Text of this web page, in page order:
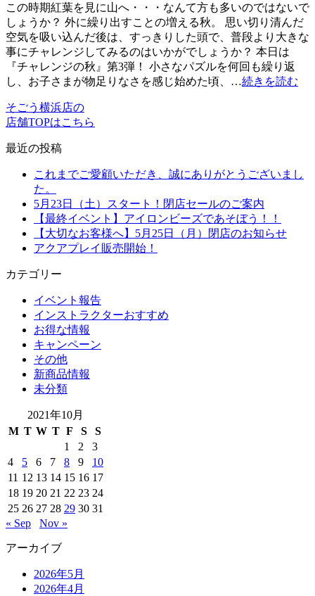
この時期紅葉を見に山へ・・・なんて方も多いのではないで
しょうか？ 外に繰り出すことの増える秋。 思い切り清んだ
空気を吸い込んだ後は、すっきりした頭で、普段より大きな
事にチャレンジしてみるのはいかがでしょうか？ 本日は
『チャレンジの秋』第3弾！ 小さなパズルを何回も繰り返
し、お子さまが物足りなさを感じ始めた頃、…続きを読む
そごう横浜店の
店舗TOPはこちら
最近の投稿
これまでご愛顧いただき、誠にありがとうございまし
た。
5月23日（土）スタート！閉店セールのご案内
【最終イベント】アイロンビーズであそぼう！！
【大切なお客様へ】5月25日（月）閉店のお知らせ
アクアプレイ販売開始！
カテゴリー
イベント報告
インストラクターおすすめ
お得な情報
キャンペーン
その他
新商品情報
未分類
2021年10月
M T W T F S
S
1
2
3
4
5 6 7 8 9
10
11 12 13 14 15 16 17
18 19 20 21 22 23 24
25 26 27 28 29 30 31
« Sep
Nov »
アーカイブ
2026年5月
2026年4月